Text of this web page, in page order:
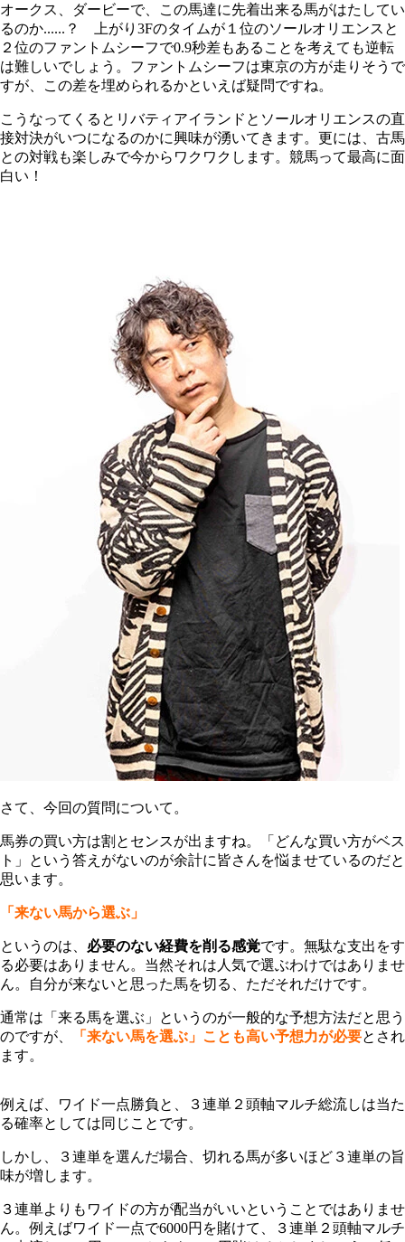
オークス、ダービーで、この馬達に先着出来る馬がはたしてい
るのか......？ 上がり3Fのタイムが１位のソールオリエンスと
２位のファントムシーフで0.9秒差もあることを考えても逆転
は難しいでしょう。ファントムシーフは東京の方が走りそうで
すが、この差を埋められるかといえば疑問ですね。
こうなってくるとリバティアイランドとソールオリエンスの直
接対決がいつになるのかに興味が湧いてきます。更には、古馬
との対戦も楽しみで今からワクワクします。競馬って最高に面
白い！
さて、今回の質問について。
馬券の買い方は割とセンスが出ますね。「どんな買い方がベス
ト」という答えがないのが余計に皆さんを悩ませているのだと
思います。
「来ない馬から選ぶ」
というのは、 必要のない経費を削る感覚です。無駄な支出をす
る必要はありません。当然それは人気で選ぶわけではありませ
ん。自分が来ないと思った馬を切る、ただそれだけです。
通常は「来る馬を選ぶ」というのが一般的な予想方法だと思う
のですが、
「来ない馬を選ぶ」ことも高い予想力が必要とされ
ます。
例えば、ワイド一点勝負と、３連単２頭軸マルチ総流しは当た
る確率としては同じことです。
しかし、３連単を選んだ場合、切れる馬が多いほど３連単の旨
味が増します。
３連単よりもワイドの方が配当がいいということではありませ
ん。例えばワイド一点で6000円を賭けて、３連単２頭軸マルチ